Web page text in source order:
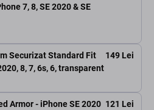
7, 8, SE 2020 & SE
Securizat Standard Fit
8, 7, 6s, 6, transparent
149 Lei
Armor - iPhone SE 2020 121 Lei